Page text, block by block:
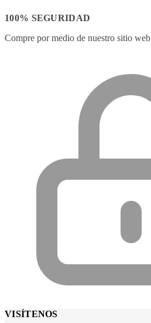
100% SEGURIDAD
Compre por medio de nuestro sitio web
VISÍTENOS